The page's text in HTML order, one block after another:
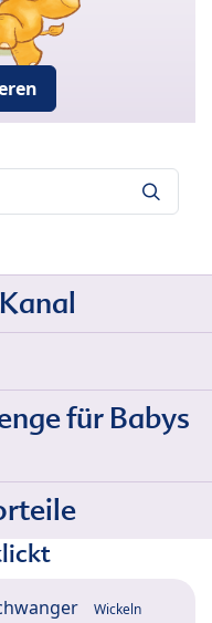
für Babys
Wickeln